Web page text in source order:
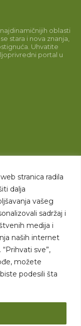
stranica radila
dalja
vašeg
sadržaj i
medija i
naših internet
sve”,
možete
podesili šta
oblasti
stara i nova znanja,
Uhvatite
portal u